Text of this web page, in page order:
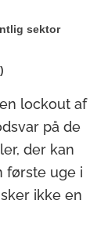
sektor
lockout af
på de
der kan
første uge i
ikke en